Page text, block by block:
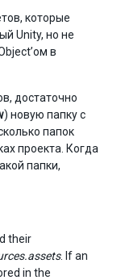
которые
Unity, но не
в
достаточно
) новую папку с
папок
проекта. Когда
папки,
their
. If an
in the